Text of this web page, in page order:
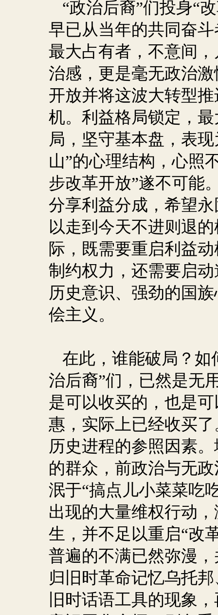
“政治后裔”们投身“
早已从当年的共同奋
最大占有者，不意间
治感，更是毫无政治
开放并将这波大转型
机。利益格局锁定，
局，坚守基本盘，表
山”的心理结构，心照
步改革开放”遂不可能
分享利益分成，希望
以走到今天不进则退
际，既需要重启利益
制约权力，还需要启
历史意识、强劲的国
侩主义。
在此，谁能破局？如
治后裔”们，已然是无
是可以收买的，也是
惠，实际上已经收买
历史进程的参照因素
的群众，前政治与无
泯于“搞点儿小菜菜吃
出现的大量维权行动
生，并不足以重启“改
普遍的不满已然弥漫
归旧时革命记忆乌托
旧时话语工具的现象